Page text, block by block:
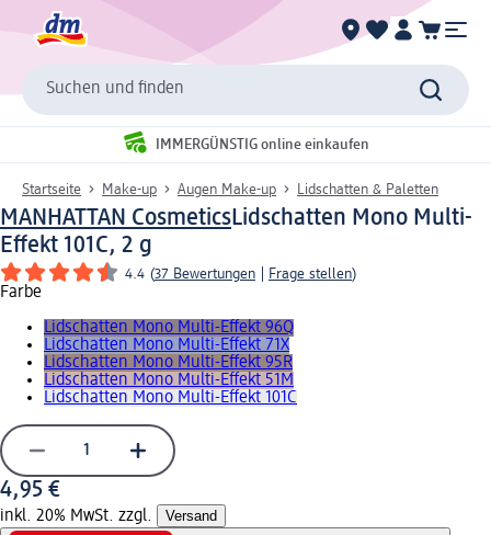
Suchen und finden
IMMERGÜNSTIG online einkaufen
Startseite Make-up Augen Make-up Lidschatten & Paletten
MANHATTAN CosmeticsLidschatten Mono Multi-
Effekt 101C, 2 g
4.4 (37 Bewertungen Frage stellen)
Farbe
Lidschatten Mono Multi-Effekt 96Q
Lidschatten Mono Multi-Effekt 71X
Lidschatten Mono Multi-Effekt 95R
Lidschatten Mono Multi-Effekt 51M
Lidschatten Mono Multi-Effekt 101C
4,95 €
inkl. 20% MwSt. zzgl. Versand